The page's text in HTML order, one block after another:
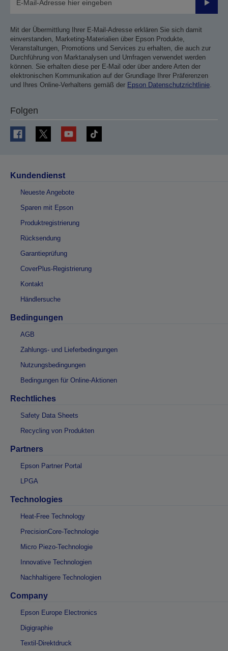
Mit der Übermittlung Ihrer E-Mail-Adresse erklären Sie sich damit
einverstanden, Marketing-Materialien über Epson Produkte,
Veranstaltungen, Promotions und Services zu erhalten, die auch zur
Durchführung von Marktanalysen und Umfragen verwendet werden
können. Sie erhalten diese per E-Mail oder über andere Arten der
elektronischen Kommunikation auf der Grundlage Ihrer Präferenzen
und Ihres Online-Verhaltens gemäß der Epson Datenschutzrichtlinie.
Folgen
Kundendienst
Neueste Angebote
Sparen mit Epson
Produktregistrierung
Rücksendung
Garantieprüfung
CoverPlus-Registrierung
Kontakt
Händlersuche
Bedingungen
AGB
Zahlungs- und Lieferbedingungen
Nutzungsbedingungen
Bedingungen für Online-Aktionen
Rechtliches
Safety Data Sheets
Recycling von Produkten
Partners
Epson Partner Portal
LPGA
Technologies
Heat-Free Technology
PrecisionCore-Technologie
Micro Piezo-Technologie
Innovative Technologien
Nachhaltigere Technologien
Company
Epson Europe Electronics
Digigraphie
Textil-Direktdruck